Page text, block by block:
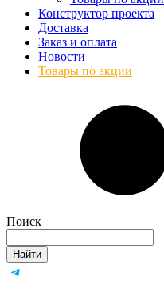
Конструктор проекта
Доставка
Заказ и оплата
Новости
Товары по акции
Поиск
Найти